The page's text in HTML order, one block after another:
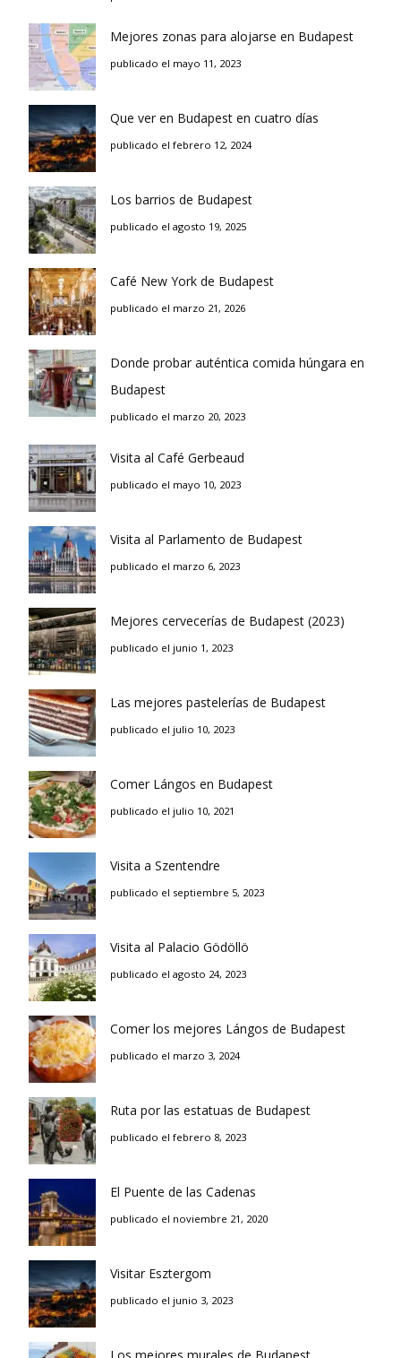
Mejores zonas para alojarse en Budapest
publicado el mayo 11, 2023
Que ver en Budapest en cuatro días
publicado el febrero 12, 2024
Los barrios de Budapest
publicado el agosto 19, 2025
Café New York de Budapest
publicado el marzo 21, 2026
Donde probar auténtica comida húngara en
Budapest
publicado el marzo 20, 2023
Visita al Café Gerbeaud
publicado el mayo 10, 2023
Visita al Parlamento de Budapest
publicado el marzo 6, 2023
Mejores cervecerías de Budapest (2023)
publicado el junio 1, 2023
Las mejores pastelerías de Budapest
publicado el julio 10, 2023
Comer Lángos en Budapest
publicado el julio 10, 2021
Visita a Szentendre
publicado el septiembre 5, 2023
Visita al Palacio Gödöllö
publicado el agosto 24, 2023
Comer los mejores Lángos de Budapest
publicado el marzo 3, 2024
Ruta por las estatuas de Budapest
publicado el febrero 8, 2023
El Puente de las Cadenas
publicado el noviembre 21, 2020
Visitar Esztergom
publicado el junio 3, 2023